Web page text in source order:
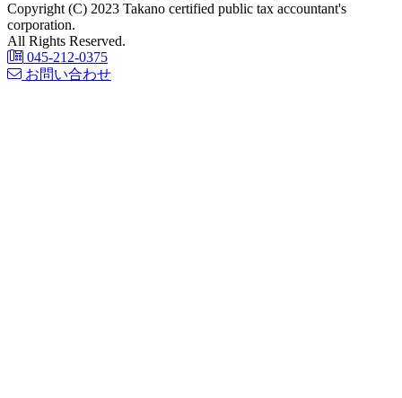
Copyright (C) 2023 Takano certified public tax accountant's
corporation.
All Rights Reserved.
045-212-0375
お問い合わせ